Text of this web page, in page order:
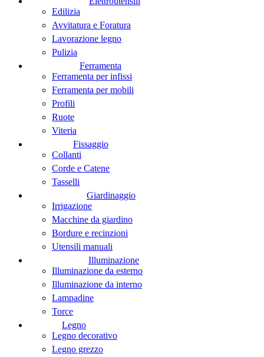
Edilizia
Avvitatura e Foratura
Lavorazione legno
Pulizia
Ferramenta
Ferramenta per infissi
Ferramenta per mobili
Profili
Ruote
Viteria
Fissaggio
Collanti
Corde e Catene
Tasselli
Giardinaggio
Irrigazione
Macchine da giardino
Bordure e recinzioni
Utensili manuali
Illuminazione
Illuminazione da esterno
Illuminazione da interno
Lampadine
Torce
Legno
Legno decorativo
Legno grezzo